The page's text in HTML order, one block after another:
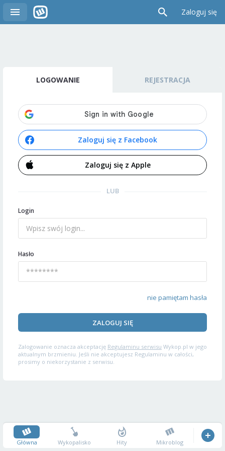
Zaloguj się
LOGOWANIE REJESTRACJA
Zaloguj się z Facebook
Zaloguj się z Apple
LUB
Login
Hasło
nie pamiętam hasła
ZALOGUJ SIĘ
Zalogowanie oznacza akceptację Regulaminu serwisu Wykop.pl w jego
aktualnym brzmieniu. Jeśli nie akceptujesz Regulaminu w całości,
prosimy o niekorzystanie z serwisu.
Główna Wykopalisko Hity Mikroblog